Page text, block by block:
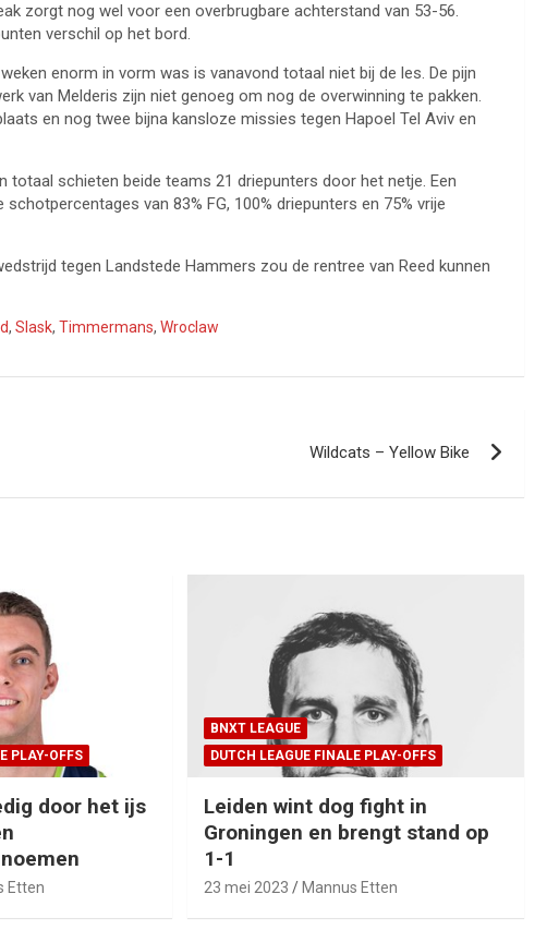
zorgt nog wel voor een overbrugbare achterstand van 53-56.
verschil op het bord.
enorm in vorm was is vanavond totaal niet bij de les. De pijn
van Melderis zijn niet genoeg om nog de overwinning te pakken.
en nog twee bijna kansloze missies tegen Hapoel Tel Aviv en
schieten beide teams 21 driepunters door het netje. Een
van 83% FG, 100% driepunters en 75% vrije
tegen Landstede Hammers zou de rentree van Reed kunnen
, Slask, Timmermans, Wroclaw
Wildcats – Yellow Bike
PLAY-OFFS
door het ijs
Etten
BNXT LEAGUE
DUTCH LEAGUE FINALE PLAY-OFFS
Leiden wint dog fight in
Groningen en brengt stand op
1-1
23 mei 2023 Mannus Etten